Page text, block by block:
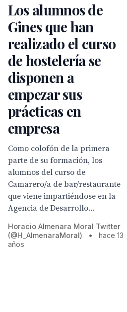
Los alumnos de
Gines que han
realizado el curso
de hostelería se
disponen a
empezar sus
prácticas en
empresa
Como colofón de la primera
parte de su formación, los
alumnos del curso de
Camarero/a de bar/restaurante
que viene impartiéndose en la
Agencia de Desarrollo...
Horacio Almenara Moral Twitter
(@H_AlmenaraMoral)
•
hace 13
años